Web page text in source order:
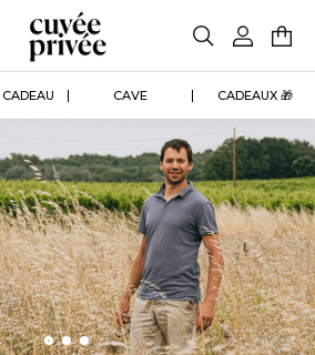
CAVE CADEAUX 🎁